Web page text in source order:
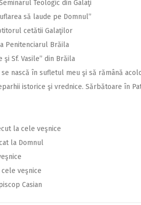
Teologic din Galaţi
să laude pe Domnul”
cetătii Galaţilor
Penitenciarul Brăila
şi Sf. Vasile” din Brăila
nască în sufletul meu şi să rămână
istorice şi vrednice. Sărbătoare în
la cele veşnice
la Domnul
veşnice
Casian